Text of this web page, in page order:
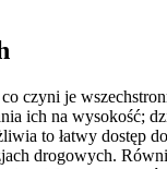
czyni je
ich na wysokość;
to łatwy
drogowych.